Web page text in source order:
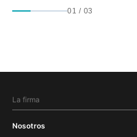
01 / 03
La firma
Nosotros